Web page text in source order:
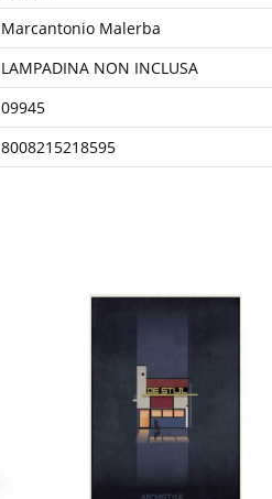
Marcantonio Malerba
LAMPADINA NON INCLUSA
09945
8008215218595